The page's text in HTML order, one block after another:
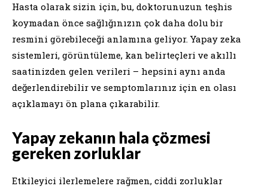
Hasta olarak sizin için, bu, doktorunuzun teşhis
koymadan önce sağlığınızın çok daha dolu bir
resmini görebileceği anlamına geliyor. Yapay zeka
sistemleri, görüntüleme, kan belirteçleri ve akıllı
saatinizden gelen verileri – hepsini aynı anda
değerlendirebilir ve semptomlarınız için en olası
açıklamayı ön plana çıkarabilir.
Yapay zekanın hala çözmesi
gereken zorluklar
Etkileyici ilerlemelere rağmen, ciddi zorluklar